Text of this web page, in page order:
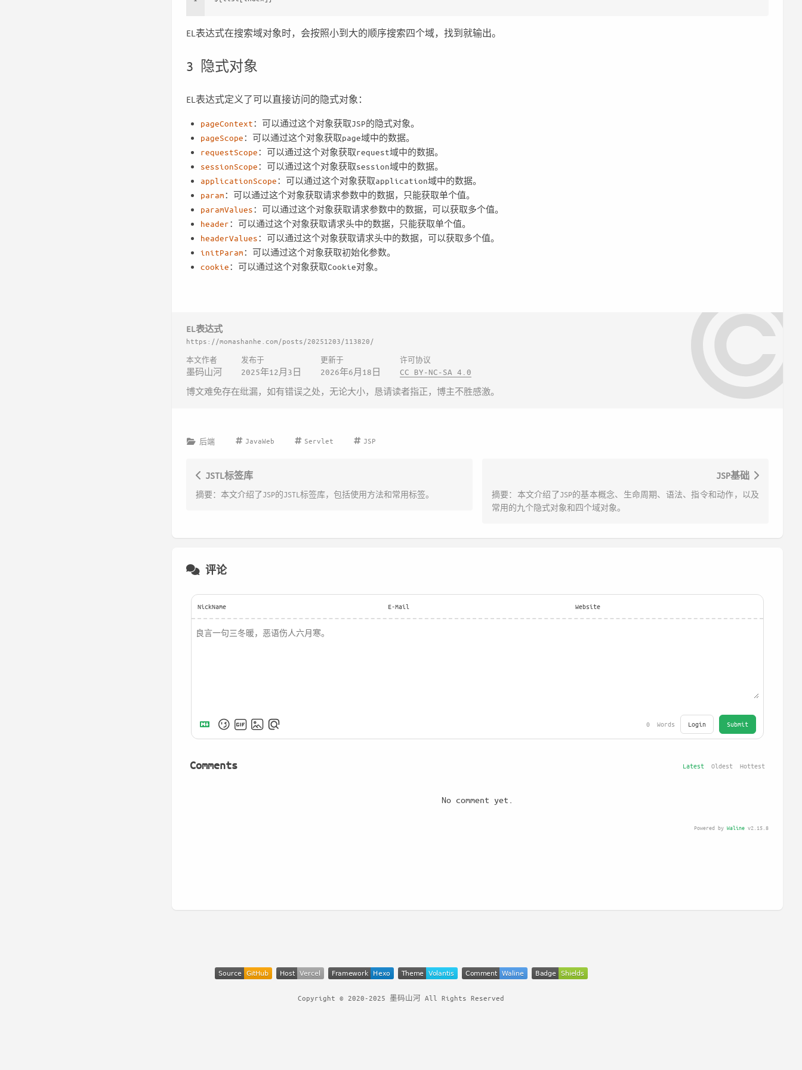
EL表达式在搜索域对象时，会按照小到大的顺序搜索四个域，找到就输出。
3 隐式对象
EL表达式定义了可以直接访问的隐式对象：
pageContext：可以通过这个对象获取JSP的隐式对象。
pageScope：可以通过这个对象获取page域中的数据。
requestScope：可以通过这个对象获取request域中的数据。
sessionScope：可以通过这个对象获取session域中的数据。
applicationScope：可以通过这个对象获取application域中的数据。
param：可以通过这个对象获取请求参数中的数据，只能获取单个值。
paramValues：可以通过这个对象获取请求参数中的数据，可以获取多个值。
header：可以通过这个对象获取请求头中的数据，只能获取单个值。
headerValues：可以通过这个对象获取请求头中的数据，可以获取多个值。
initParam：可以通过这个对象获取初始化参数。
cookie：可以通过这个对象获取Cookie对象。
EL表达式
https://momashanhe.com/posts/20251203/113820/
本文作者
墨码山河
发布于
2025年12月3日
更新于
2026年6月18日
许可协议
CC BY-NC-SA 4.0
博文难免存在纰漏，如有错误之处，无论大小，恳请读者指正，博主不胜感激。
后端 JavaWeb Servlet JSP
JSTL标签库
摘要：本文介绍了JSP的JSTL标签库，包括使用方法和常用标签。
JSP基础
摘要：本文介绍了JSP的基本概念、生命周期、语法、指令和动作，以及
常用的九个隐式对象和四个域对象。
评论
NickName E-Mail Website
0 Words Login Submit
Comments Latest Oldest Hottest
No comment yet.
Powered by Waline v2.15.8
Copyright © 2020-2025 墨码山河 All Rights Reserved